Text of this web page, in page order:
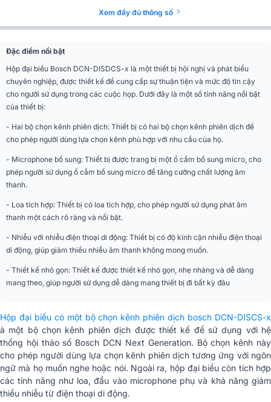
Xem đầy đủ thông số
Đặc điểm nổi bật
Hộp đại biểu Bosch DCN-DISDCS-x là một thiết bị hội nghị và phát biểu
chuyên nghiệp, được thiết kế để cung cấp sự thuận tiện và mức độ tin cậy
cho người sử dụng trong các cuộc họp. Dưới đây là một số tính năng nổi bật
của thiết bị:
- Hai bộ chọn kênh phiên dịch: Thiết bị có hai bộ chọn kênh phiên dịch để
cho phép người dùng lựa chọn kênh phù hợp với nhu cầu của họ.
- Microphone bổ sung: Thiết bị được trang bị một ổ cắm bổ sung micro, cho
phép người sử dụng ổ cắm bổ sung micro để tăng cường chất lượng âm
thanh.
- Loa tích hợp: Thiết bị có loa tích hợp, cho phép người sử dụng phát âm
thanh một cách rõ ràng và nổi bật.
- Nhiễu với nhiễu điện thoại di động: Thiết bị có độ kính cận nhiễu điện thoại
di động, giúp giảm thiểu nhiễu âm thanh không mong muốn.
- Thiết kế nhỏ gọn: Thiết kế được thiết kế nhỏ gọn, nhẹ nhàng và dễ dàng
mang theo, giúp người sử dụng dễ dàng mang thiết bị đi bất kỳ đâu
Hộp đại biểu có một bộ chọn kênh phiên dịch bosch DCN-DISCS-x
à một bộ chọn kênh phiên dịch được thiết kế để sử dụng với hệ
thống hội thảo số Bosch DCN Next Generation. Bộ chọn kênh này
cho phép người dùng lựa chọn kênh phiên dịch tương ứng với ngôn
ngữ mà họ muốn nghe hoặc nói. Ngoài ra, hộp đại biểu còn tích hợp
các tính năng như loa, đầu vào microphone phụ và khả năng giảm
thiểu nhiễu từ điện thoại di động.